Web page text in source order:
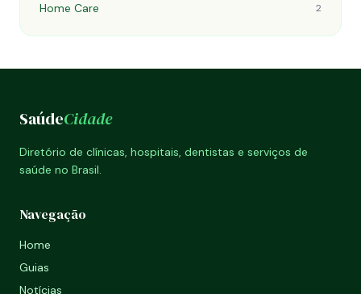
Home Care 2
SaúdeCidade
Diretório de clínicas, hospitais, dentistas e serviços de
saúde no Brasil.
Navegação
Home
Guias
Notícias